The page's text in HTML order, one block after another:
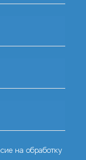
на обработку